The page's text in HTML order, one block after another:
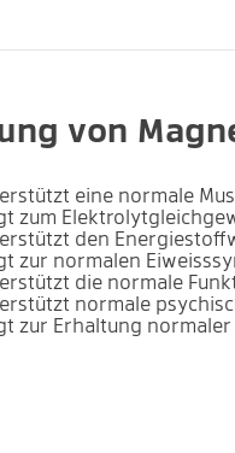
von
eine normale
zum
den
zur normalen
die normale
normale
zur Erhaltung normaler